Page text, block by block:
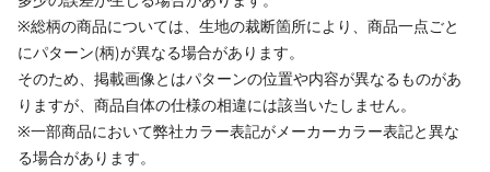
※総柄の商品については、生地の裁断箇所により、商品一点ごと
にパターン(柄)が異なる場合があります。
そのため、掲載画像とはパターンの位置や内容が異なるものがあ
りますが、商品自体の仕様の相違には該当いたしません。
※一部商品において弊社カラー表記がメーカーカラー表記と異な
る場合があります。